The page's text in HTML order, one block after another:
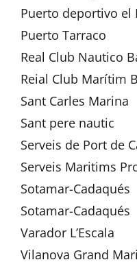
Puerto deportivo el
Puerto Tarraco
Real Club Nautico
Reial Club Marítim
Sant Carles Marina
Sant pere nautic
Serveis de Port de
Serveis Maritims
Sotamar-Cadaqués
Sotamar-Cadaqués
Varador L’Escala
Vilanova Grand